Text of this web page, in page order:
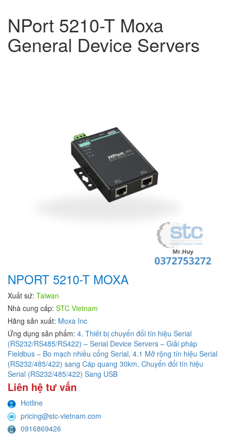
NPort 5210-T Moxa
General Device Servers
NPORT 5210-T MOXA
Xuất sứ: Taiwan
Nhà cung cấp: STC Vietnam
Hãng sản xuất: Moxa Inc
Ứng dụng sản phẩm: 4. Thiết bị chuyển đổi tín hiệu Serial
(RS232/RS485/RS422) – Serial Device Servers – Giải pháp
Fieldbus – Bo mạch nhiều cổng Serial, 4.1 Mở rộng tín hiệu Serial
(RS232/485/422) sang Cáp quang 30km, Chuyển đổi tín hiệu
Serial (RS232/485/422) Sang USB
Liên hệ tư vấn
Hotline
pricing@stc-vietnam.com
0916869426